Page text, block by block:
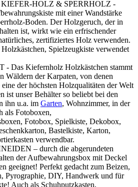
HOLZ & SPERRHOLZ -
mit einer Wandstärke
Boden. Der Holzgeruch, der in
ist, wirkt wie ein erfrischender
zertifiziertes Holz verwenden.
Spielzeugkiste verwendet
Das Kiefernholz Holzkästchen stammt
Wäldern der Karpaten, von denen
eine der höchsten Holzqualitäten der Welt
ist unser Behälter so beliebt bei den
ihn u.a. im Garten, Wohnzimmer, in der
als Fotoboxen,
Fotobox, Spielkiste, Dekobox,
Bastelkiste, Karton,
verwendbar.
– durch die abgerundeten
der Aufbewahrungsbox mit Deckel
geeignet! Perfekt gedacht zum Beizen,
Pyrographie, DIY, Handwerk und für
Auch als Schuhputzkasten,